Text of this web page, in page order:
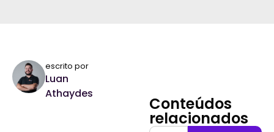
escrito por
Luan
Athaydes
Conteúdos
relacionados